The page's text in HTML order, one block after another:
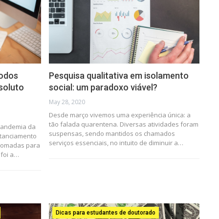
da
para
foi a…
Pesquisa qualitativa em isolamento
social: um paradoxo viável?
May 28, 2020
Desde março vivemos uma experiência única: a
tão falada quarentena. Diversas atividades foram
suspensas, sendo mantidos os chamados
serviços essenciais, no intuito de diminuir a…
Dicas para estudantes de doutorado